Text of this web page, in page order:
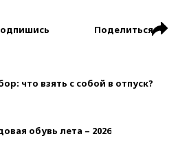
Поделиться
что взять с собой в отпуск?
обувь лета – 2026